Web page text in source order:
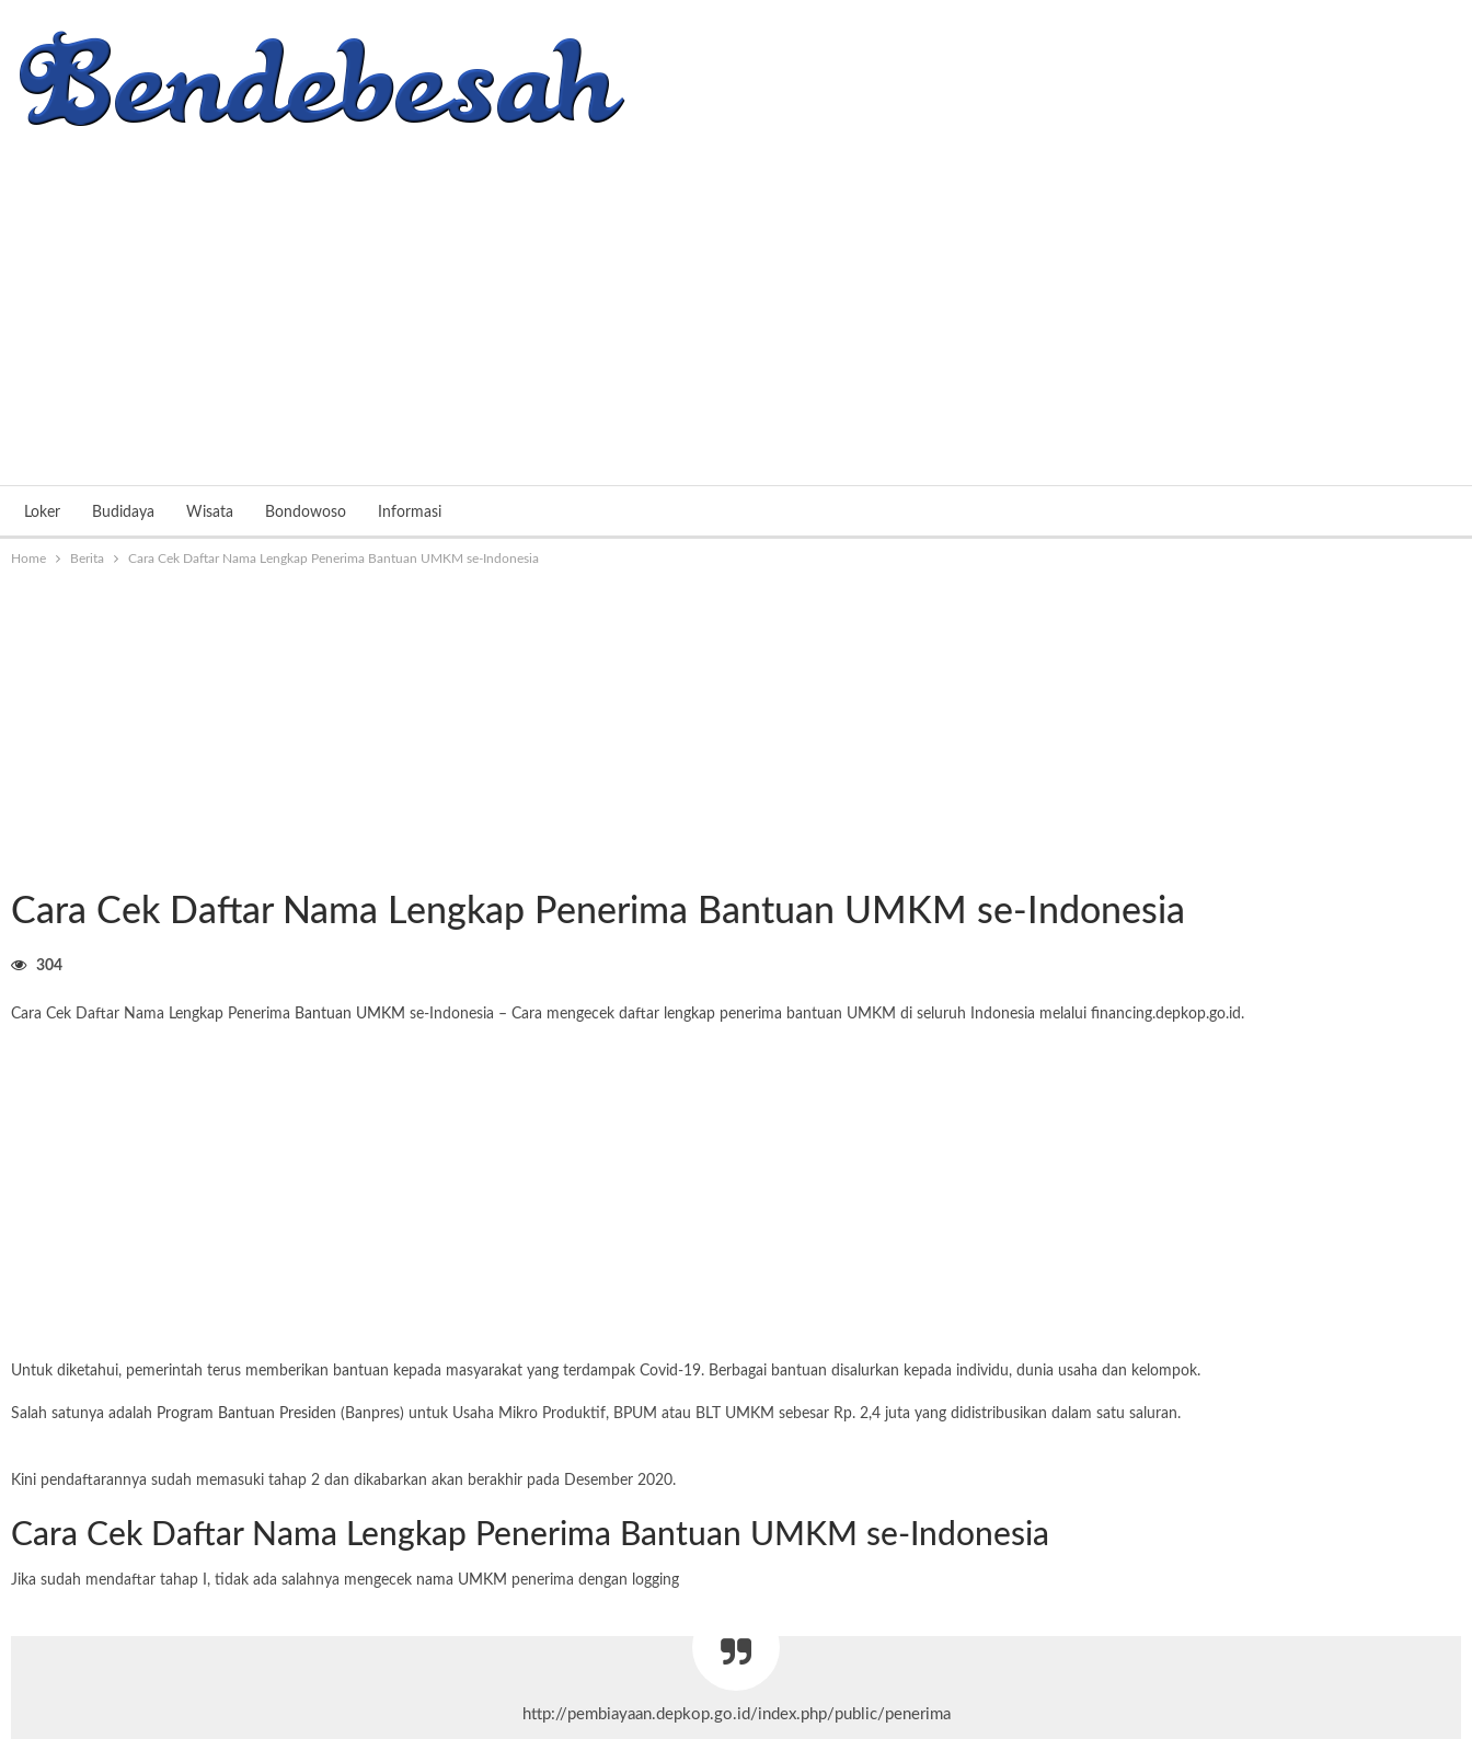
Loker Budidaya Wisata Bondowoso Informasi
Home Berita Cara Cek Daftar Nama Lengkap Penerima Bantuan UMKM se-Indonesia
Cara Cek Daftar Nama Lengkap Penerima Bantuan UMKM se-Indonesia
304
Cara Cek Daftar Nama Lengkap Penerima Bantuan UMKM se-Indonesia – Cara mengecek daftar lengkap penerima bantuan UMKM di seluruh Indonesia melalui financing.depkop.go.id.
Untuk diketahui, pemerintah terus memberikan bantuan kepada masyarakat yang terdampak Covid-19. Berbagai bantuan disalurkan kepada individu, dunia usaha dan kelompok.
Salah satunya adalah Program Bantuan Presiden (Banpres) untuk Usaha Mikro Produktif, BPUM atau BLT UMKM sebesar Rp. 2,4 juta yang didistribusikan dalam satu saluran.
Kini pendaftarannya sudah memasuki tahap 2 dan dikabarkan akan berakhir pada Desember 2020.
Cara Cek Daftar Nama Lengkap Penerima Bantuan UMKM se-Indonesia
Jika sudah mendaftar tahap I, tidak ada salahnya mengecek nama UMKM penerima dengan logging
http://pembiayaan.depkop.go.id/index.php/public/penerima